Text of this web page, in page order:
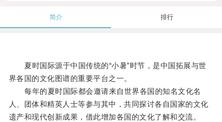
简介 排行
夏时国际源于中国传统的“小暑”时节，是中国拓展与世
界各国的文化图谱的重要平台之一。
每年的夏时国际都会邀请来自世界各国的知名文化名
人、团体和精英人士等参与其中，共同探讨各自国家的文化
遗产和现代创新成果，借此增加各国的文化了解和交流。